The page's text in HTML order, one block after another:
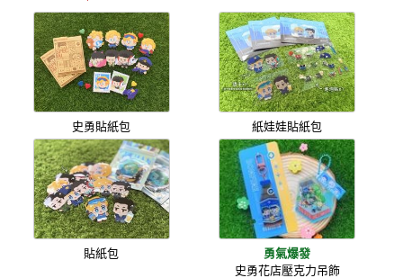
史勇貼紙包 紙娃娃貼紙包
貼紙包
勇氣爆發
史勇花店壓克力吊飾